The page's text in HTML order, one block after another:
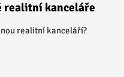
realitní kanceláře
realitní kanceláří?